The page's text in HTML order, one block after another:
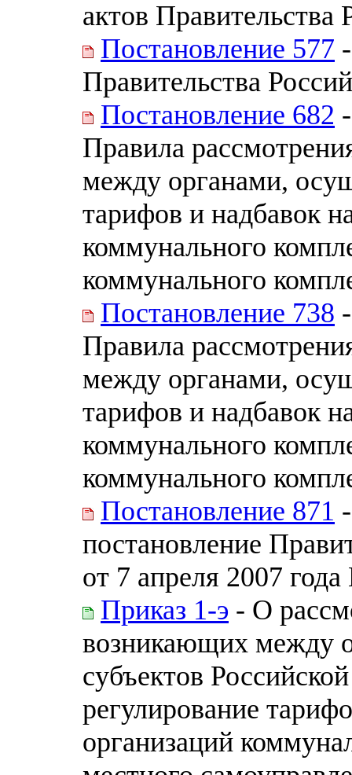
актов
Постановление 577
Правительства
Постановление 682
Правила
между органами,
тарифов и надбавок
коммунального
коммунального
Постановление 738
Правила
между органами,
тарифов и надбавок
коммунального
коммунального
Постановление 871
постановление
от 7 апреля 2007
Приказ 1-э - О
возникающих между
субъектов
регулирование
организаций